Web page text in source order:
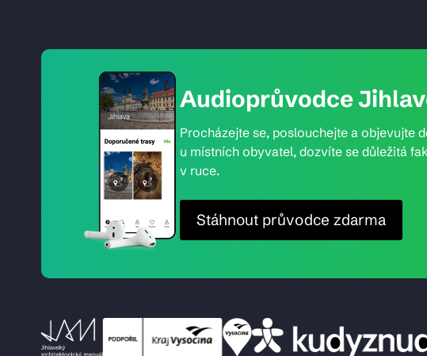
Audioprůvodce
Procházejte se, poslouchejte a objevujte
u místních obyvatel, dozvíte se důležitá
v ruce.
Stáhnout průvodce zdarma